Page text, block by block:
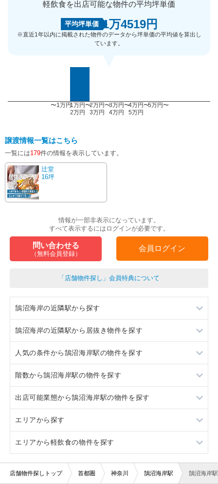
軽飲食を出店可能な物件の平均坪単価
平均坪単価 1万4519円
※直近1年以内に掲載された物件のデータから坪単価の平均値を算出し
ています。
〜1万円1万円〜
2万円
2万円〜
3万円
3万円〜
4万円
4万円〜
5万円
5万円〜
譲渡情報一覧はこちら
一覧には179件の情報を表示しています。
辻堂
16坪
情報が一部非表示になっています。
すべて表示するにはログインが必要です。
問い合わせる
（無料会員登録）
会員ログイン
「店舗物件探し」会員特典について
鵠沼海岸の近隣駅から探す
片瀬江ノ島
本鵠沼
藤沢
鵠沼海岸の近隣駅から居抜き物件を探す
片瀬江ノ島
本鵠沼
藤沢
人気の条件から鵠沼海岸駅の物件を探す
居抜き
スケルトン
ロードサイド物件
駐車場あり
看板取り付け可
階数から鵠沼海岸駅の物件を探す
1階
出店可能業態から鵠沼海岸駅の物件を探す
重飲食
軽飲食
バー・クラブ
エリアから探す
東京23区
東京都下
エリアから軽飲食の物件を探す
東京23区
店舗物件探しトップ 首都圏 神奈川 鵠沼海岸駅 鵠沼海岸